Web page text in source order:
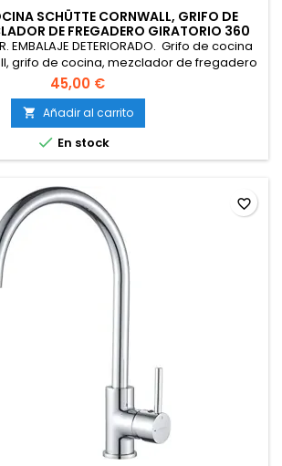
SCHÜTTE CORNWALL, GRIFO DE
DE FREGADERO GIRATORIO 360
GRADOS
EMBALAJE DETERIORADO. Grifo de cocina
grifo de cocina, mezclador de fregadero
grados para fregaderos dobles, 79116
cromado.
45,00 €
 Añadir al carrito
 En stock
favorite_border